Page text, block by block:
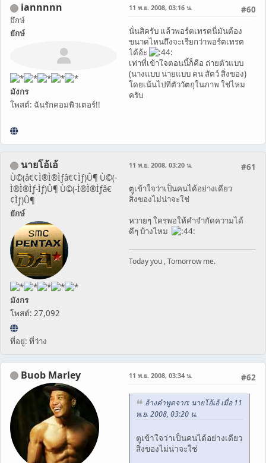
iannnnn
ยึกษ์
ยักษ์
มังกร
โพสต์: ฉันรักคอมพิวเตอร์!!
#60
11 พ.ย. 2008, 03:16 น.
นั่นสิครับ แล้วพอร์ตเทรตนี่มันต้อง
ขนาดไหนถึงจะเรียกว่าพอร์ตเทรต
ได้อ้ะ
เท่าที่เข้าใจตอนนี้ก็คือ ถ่ายตัวแบบ
(นางแบบ นายแบบ คน สัตว์ สิ่งของ)
โดยเน้นไปที่ตัววัตถุในภาพ ใช่ไหม
ครับ
นายโอ้เอ้
Ù©(â€¢Ì®Ì®Ìƒâ€¢Ìƒ)Û¶ Ù©(-
Ì®Ì®Ìƒ-Ìƒ)Û¶ Ù©(-Ì®Ì®Ìƒâ€
¢Ìƒ)Û¶
ยักษ์
มังกร
โพสต์: 27,092
ที่อยู่: ที่ว่าง
#61
11 พ.ย. 2008, 03:20 น.
ตูเข้าใจว่าเป็นคนได้อย่างเดียว
สิ่งของไม่น่าจะใช่
หวายๆ ใครพอให้คำจำกัดความได้
ดีๆ บ้างไหม
Today you , Tomorrow me.
Buob Marley #62
11 พ.ย. 2008, 03:34 น.
อ้างคำพูดจาก: นายโอ้เอ้ เมื่อ 11
พ.ย. 2008, 03:20 น.
ตูเข้าใจว่าเป็นคนได้อย่างเดียว
สิ่งของไม่น่าจะใช่